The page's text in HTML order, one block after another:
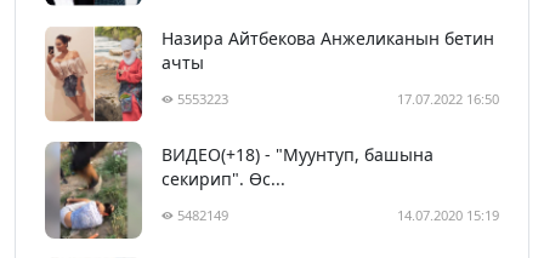
Назира Айтбекова Анжеликанын бетин
ачты
5553223 17.07.2022 16:50
ВИДЕО(+18) - "Муунтуп, башына
секирип". Өс...
5482149 14.07.2020 15:19